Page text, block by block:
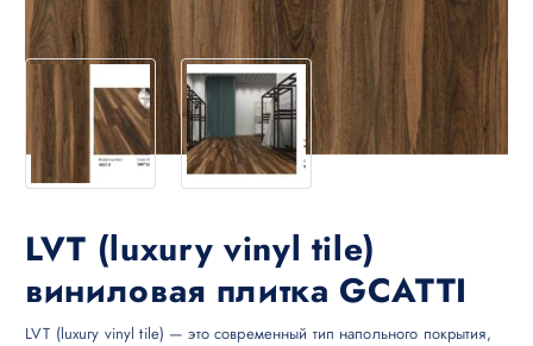
LVT (luxury vinyl tile)
виниловая плитка GCATTI
LVT (luxury vinyl tile) — это современный тип напольного покрытия,